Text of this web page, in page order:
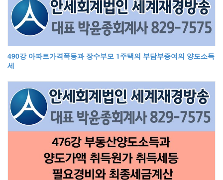
490강 아파트가격폭등과 장수부모 1주택의 부담부증여의 양도소득
세